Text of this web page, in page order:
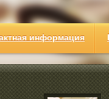
информация